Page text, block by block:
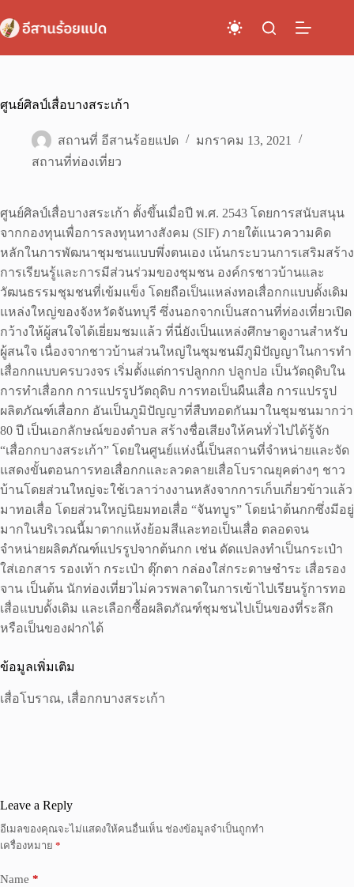
to
content
ศูนย์ศิลป์เสื่อบางสระเก้า
สถานที่ อีสานร้อยแปด
มกราคม 13, 2021
สถานที่ท่องเที่ยว
ศูนย์ศิลป์เสื่อบางสระเก้า ตั้งขึ้นเมื่อปี พ.ศ. 2543 โดยการสนับสนุน
จากกองทุนเพื่อการลงทุนทางสังคม (SIF) ภายใต้แนวความคิด
หลักในการพัฒนาชุมชนแบบพึ่งตนเอง เน้นกระบวนการเสริมสร้าง
การเรียนรู้และการมีส่วนร่วมของชุมชน องค์กรชาวบ้านและ
วัฒนธรรมชุมชนที่เข้มแข็ง โดยถือเป็นแหล่งทอเสื่อกกแบบดั้งเดิม
แหล่งใหญ่ของจังหวัดจันทบุรี ซึ่งนอกจากเป็นสถานที่ท่องเที่ยวเปิด
กว้างให้ผู้สนใจได้เยี่ยมชมแล้ว ที่นี่ยังเป็นแหล่งศึกษาดูงานสำหรับ
ผู้สนใจ เนื่องจากชาวบ้านส่วนใหญ่ในชุมชนมีภูมิปัญญาในการทำ
เสื่อกกแบบครบวงจร เริ่มตั้งแต่การปลูกกก ปลูกปอ เป็นวัตถุดิบใน
การทำเสื่อกก การแปรรูปวัตถุดิบ การทอเป็นผืนเสื่อ การแปรรูป
ผลิตภัณฑ์เสื่อกก อันเป็นภูมิปัญญาที่สืบทอดกันมาในชุมชนมากว่า
80 ปี เป็นเอกลักษณ์ของตำบล สร้างชื่อเสียงให้คนทั่วไปได้รู้จัก
“เสื่อกกบางสระเก้า” โดยในศูนย์แห่งนี้เป็นสถานที่จำหน่ายและจัด
แสดงขั้นตอนการทอเสื่อกกและลวดลายเสื่อโบราณยุคต่างๆ ชาว
บ้านโดยส่วนใหญ่จะใช้เวลาว่างงานหลังจากการเก็บเกี่ยวข้าวแล้ว
มาทอเสื่อ โดยส่วนใหญ่นิยมทอเสื่อ “จันทบูร” โดยนำต้นกกซึ่งมีอยู่
มากในบริเวณนี้มาตากแห้งย้อมสีและทอเป็นเสื่อ ตลอดจน
จำหน่ายผลิตภัณฑ์แปรรูปจากต้นกก เช่น ดัดแปลงทำเป็นกระเป๋า
ใส่เอกสาร รองเท้า กระเป๋า ตุ๊กตา กล่องใส่กระดาษชำระ เสื่อรอง
จาน เป็นต้น นักท่องเที่ยวไม่ควรพลาดในการเข้าไปเรียนรู้การทอ
เสื่อแบบดั้งเดิม และเลือกซื้อผลิตภัณฑ์ชุมชนไปเป็นของที่ระลึก
หรือเป็นของฝากได้
ข้อมูลเพิ่มเติม
เสื่อโบราณ, เสื่อกกบางสระเก้า
Leave a Reply
อีเมลของคุณจะไม่แสดงให้คนอื่นเห็น ช่องข้อมูลจำเป็นถูกทำ
เครื่องหมาย *
Name *